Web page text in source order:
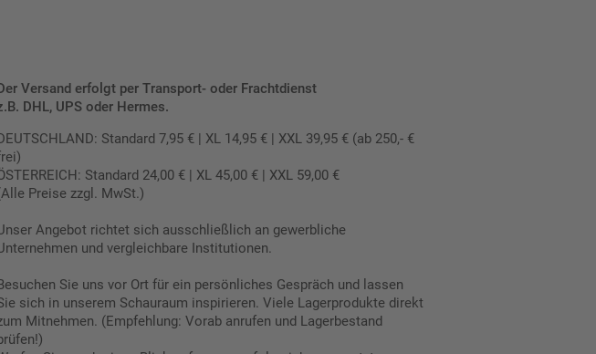
Der Versand erfolgt per Transport- oder Frachtdienst
DHL, UPS oder Hermes.
Standard 7,95 € | XL 14,95 € | XXL 39,95 € (ab 250,- €
Standard 24,00 € | XL 45,00 € | XXL 59,00 €
Preise zzgl. MwSt.)
Angebot richtet sich ausschließlich an gewerbliche
und vergleichbare Institutionen.
Sie uns vor Ort für ein persönliches Gespräch und lassen
sich in unserem Schauraum inspirieren. Viele Lagerprodukte direkt
Mitnehmen. (Empfehlung: Vorab anrufen und Lagerbestand